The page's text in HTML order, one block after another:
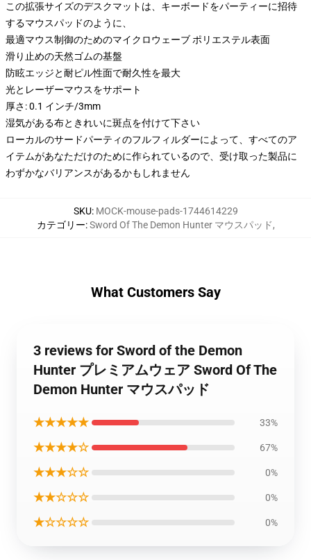
この拡張サイズのデスクマットは、キーボードをパーティーに招待
するマウスパッドのように、
最適マウス制御のためのマイクロウェーブ ポリエステル表面
滑り止めの天然ゴムの基盤
防眩エッジと耐ピル性面で耐久性を最大
光とレーザーマウスをサポート
厚さ: 0.1 インチ/3mm
湿気がある布ときれいに斑点を付けて下さい
ローカルのサードパーティのフルフィルダーによって、すべてのア
イテムがあなただけのために作られているので、受け取った製品に
わずかなバリアンスがあるかもしれません
SKU: MOCK-mouse-pads-1744614229
カテゴリー:Sword Of The Demon Hunter マウスパッド,
What Customers Say
3 reviews for Sword of the Demon
Hunter プレミアムウェア Sword Of The
Demon Hunter マウスパッド
★★★★★ 33%
★★★★☆ 67%
★★★☆☆ 0%
★★☆☆☆ 0%
★☆☆☆☆ 0%